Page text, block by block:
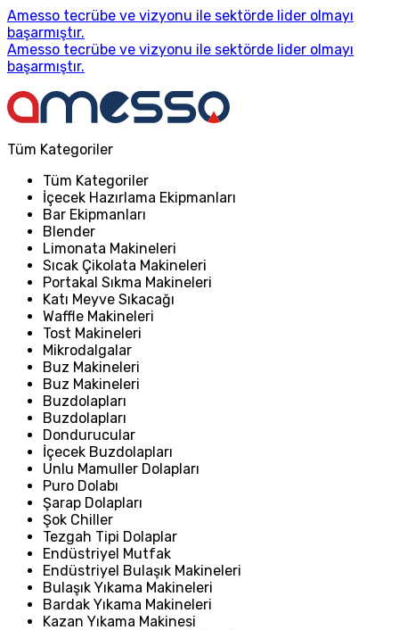
Amesso tecrübe ve vizyonu ile sektörde lider olmayı
başarmıştır.
Amesso tecrübe ve vizyonu ile sektörde lider olmayı
başarmıştır.
Tüm Kategoriler
Tüm Kategoriler
İçecek Hazırlama Ekipmanları
Bar Ekipmanları
Blender
Limonata Makineleri
Sıcak Çikolata Makineleri
Portakal Sıkma Makineleri
Katı Meyve Sıkacağı
Waffle Makineleri
Tost Makineleri
Mikrodalgalar
Buz Makineleri
Buz Makineleri
Buzdolapları
Buzdolapları
Dondurucular
İçecek Buzdolapları
Unlu Mamuller Dolapları
Puro Dolabı
Şarap Dolapları
Şok Chiller
Tezgah Tipi Dolaplar
Endüstriyel Mutfak
Endüstriyel Bulaşık Makineleri
Bulaşık Yıkama Makineleri
Bardak Yıkama Makineleri
Kazan Yıkama Makinesi